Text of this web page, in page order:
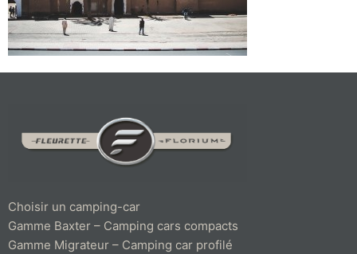
Choisir un camping-car
Gamme Baxter – Camping cars compacts
Gamme Migrateur – Camping car profilé